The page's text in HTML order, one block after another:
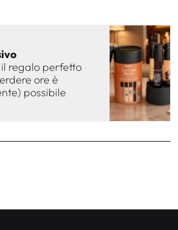
regalo perfetto
ore è
possibile